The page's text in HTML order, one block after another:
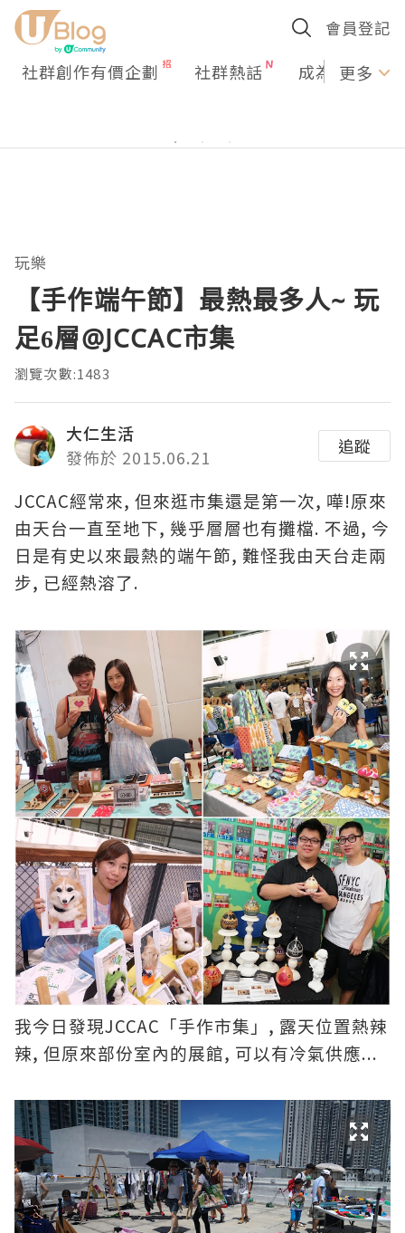
會員登記
社群創作有價企劃 社群熱話 成為U更多
玩樂
【手作端午節】最熱最多人~ 玩
足6層@JCCAC市集
瀏覽次數:1483
大仁生活
發佈於 2015.06.21
追蹤
JCCAC經常來, 但來逛市集還是第一次, 嘩!原來
由天台一直至地下, 幾乎層層也有攤檔. 不過, 今
日是有史以來最熱的端午節, 難怪我由天台走兩
步, 已經熱溶了.
我今日發現JCCAC 「 手作市集」 , 露天位置熱辣
辣, 但原來部份室內的展館, 可以有冷氣供應...